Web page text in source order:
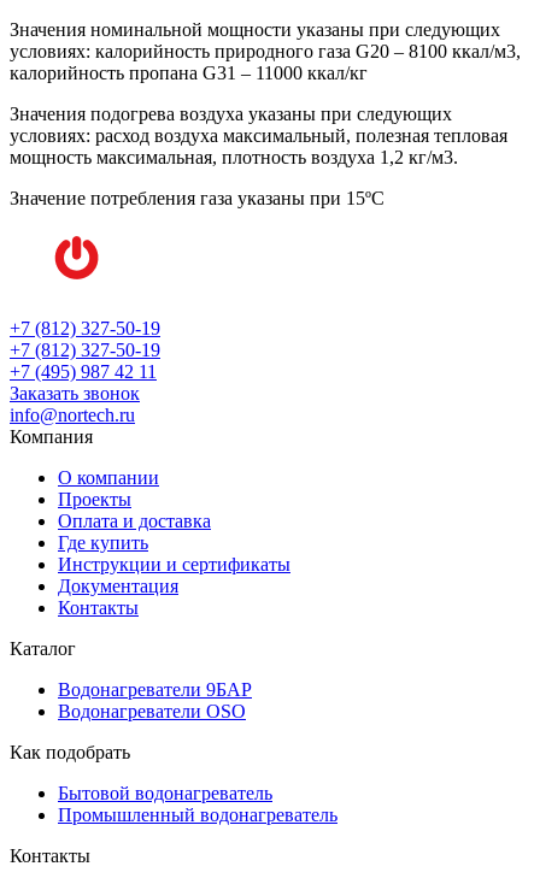
Значения номинальной мощности указаны при следующих
условиях: калорийность природного газа G20 – 8100 ккал/м3,
калорийность пропана G31 – 11000 ккал/кг
Значения подогрева воздуха указаны при следующих
условиях: расход воздуха максимальный, полезная тепловая
мощность максимальная, плотность воздуха 1,2 кг/м3.
Значение потребления газа указаны при 15ºC
+7 (812) 327-50-19
+7 (812) 327-50-19
+7 (495) 987 42 11
Заказать звонок
info@nortech.ru
Компания
О компании
Проекты
Оплата и доставка
Где купить
Инструкции и сертификаты
Документация
Контакты
Каталог
Водонагреватели 9БАР
Водонагреватели OSO
Как подобрать
Бытовой водонагреватель
Промышленный водонагреватель
Контакты